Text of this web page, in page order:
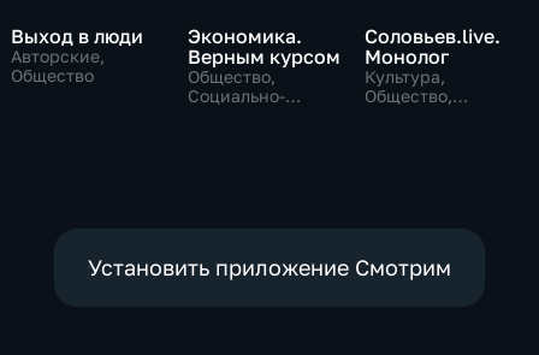
Выход в люди
Авторские,
Общество
Экономика.
Верным курсом
Общество,
Социально-
Соловьев.live.
Монолог
Культура,
Общество,
Установить приложение Смотрим